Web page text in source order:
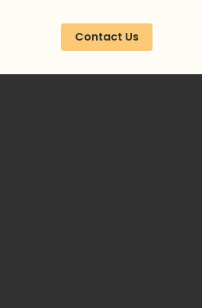
Contact Us